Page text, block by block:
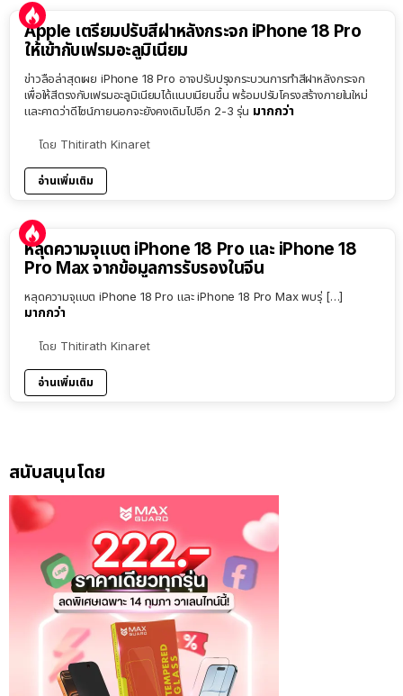
Apple เตรียมปรับสีฝาหลังกระจก iPhone 18 Pro
ให้เข้ากับเฟรมอะลูมิเนียม
ข่าวลือล่าสุดเผย iPhone 18 Pro อาจปรับปรุงกระบวนการทำสีฝาหลังกระจก
เพื่อให้สีตรงกับเฟรมอะลูมิเนียมได้แนบเนียนขึ้น พร้อมปรับโครงสร้างภายในใหม่
และคาดว่าดีไซน์ภายนอกจะยังคงเดิมไปอีก 2-3 รุ่น มากกว่า
โดย Thitirath Kinaret
อ่านเพิ่มเติม
หลุดความจุแบต iPhone 18 Pro และ iPhone 18
Pro Max จากข้อมูลการรับรองในจีน
หลุดความจุแบต iPhone 18 Pro และ iPhone 18 Pro Max พบรุ่ […]
มากกว่า
โดย Thitirath Kinaret
อ่านเพิ่มเติม
สนับสนุนโดย